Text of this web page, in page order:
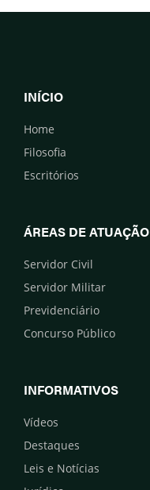
INÍCIO
Home
Filosofia
Escritórios
ÁREAS DE ATUAÇÃO
Servidor Civil
Servidor Militar
Previdenciário
Concurso Público
INFORMATIVOS
Vídeos
Destaques
Leis e Notícias